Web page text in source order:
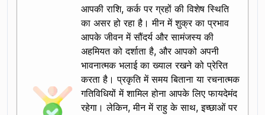
आपकी राशि, कर्क पर ग्रहों की विशेष स्थिति
का असर हो रहा है। मीन में शुक्र का प्रभाव
आपके जीवन में सौंदर्य और सामंजस्य की
अहमियत को दर्शाता है, और आपको अपनी
भावनात्मक भलाई का ख्याल रखने को प्रेरित
करता है। प्रकृति में समय बिताना या रचनात्मक
गतिविधियों में शामिल होना आपके लिए फायदेमंद
रहेगा। लेकिन, मीन में राहु के साथ, इच्छाओं पर